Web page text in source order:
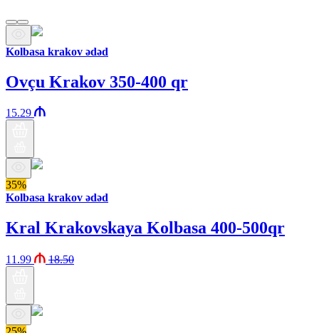
Kolbasa krakov ədəd
Ovçu Krakov 350-400 qr
15.29
35%
Kolbasa krakov ədəd
Kral Krakovskaya Kolbasa 400-500qr
11.99 18.50